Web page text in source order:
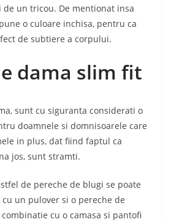
un tricou. De mentionat insa
o culoare inchisa, pentru ca
de subtiere a corpului.
dama slim fit
sunt cu siguranta considerati o
doamnele si domnisoarele care
in plus, dat fiind faptul ca
jos, sunt stramti.
de pereche de blugi se poate
un pulover si o pereche de
cu o camasa si pantofi